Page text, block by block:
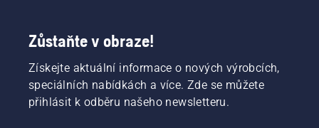
Zůstaňte v obraze!
Získejte aktuální informace o nových výrobcích,
speciálních nabídkách a více. Zde se můžete
přihlásit k odběru našeho newsletteru.